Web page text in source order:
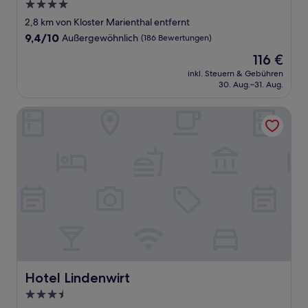
4.0-
Sterne-
Unterkunft
2,8 km von Kloster Marienthal entfernt
9.4
9,4/10 Außergewöhnlich (186 Bewertungen)
Der
Preis
beträgt
116 €
inkl. Steuern & Gebühren
30. Aug.–31. Aug.
Hotel Lindenwirt
Hotel Lindenwirt
3.5-